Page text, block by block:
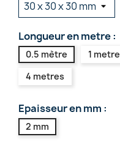
Longueur en metre :
0.5 mètre 1 metre
4 metres
Epaisseur en mm :
2 mm